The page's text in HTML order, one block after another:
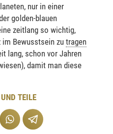
nur in einer
golden-blauen
zeitlang so wichtig,
im Bewusstsein zutragen
lang, schon vor Jahren
damit man diese
TEILE